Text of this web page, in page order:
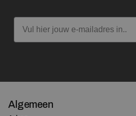
Email
Algemeen